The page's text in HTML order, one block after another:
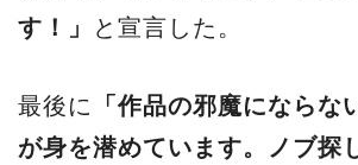
す！」
と宣言した。
最後に
「作品の邪魔にならな
が身を潜めています。ノブ探